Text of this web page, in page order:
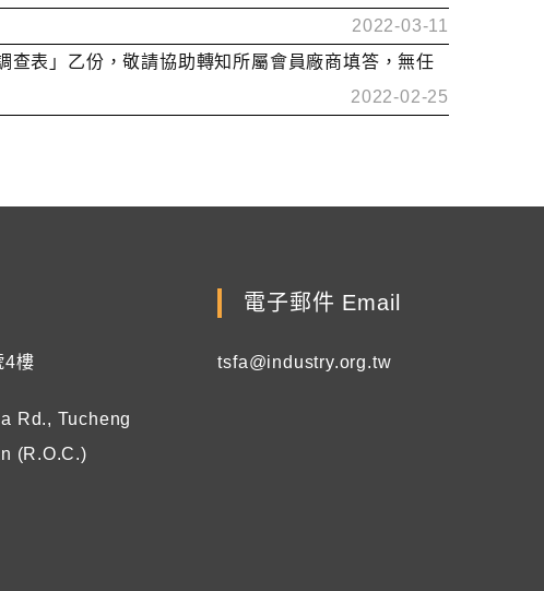
2022-03-11
表」乙份，敬請協助轉知所屬會員廠商填答，無任
2022-02-25
4樓
Rd., Tucheng
(R.O.C.)
電子郵件 Email
tsfa@industry.org.tw